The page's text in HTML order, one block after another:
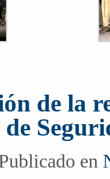
de la
en